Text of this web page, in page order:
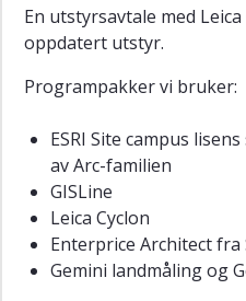
En utstyrsavtale med
oppdatert utstyr.
Programpakker vi bruker:
ESRI Site campus
av Arc-familien
GISLine
Leica Cyclon
Enterprice Architect fra
Gemini landmåling og